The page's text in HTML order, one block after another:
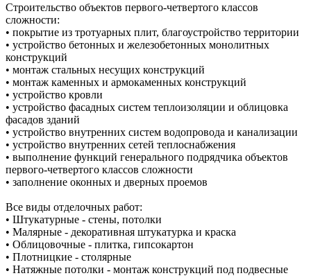
Строительство объектов первого-четвертого классов
сложности:
• покрытие из тротуарных плит, благоустройство территории
• устройство бетонных и железобетонных монолитных
конструкций
• монтаж стальных несущих конструкций
• монтаж каменных и армокаменных конструкций
• устройство кровли
• устройство фасадных систем теплоизоляции и облицовка
фасадов зданий
• устройство внутренних систем водопровода и канализации
• устройство внутренних сетей теплоснабжения
• выполнение функций генерального подрядчика объектов
первого-четвертого классов сложности
• заполнение оконных и дверных проемов
Все виды отделочных работ:
• Штукатурные - стены, потолки
• Малярные - декоративная штукатурка и краска
• Облицовочные - плитка, гипсокартон
• Плотницкие - столярные
• Натяжные потолки - монтаж конструкций под подвесные